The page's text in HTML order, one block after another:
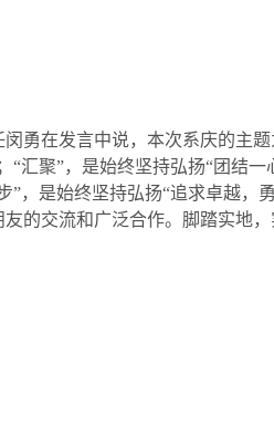
在发言中说，本次系庆的主题
“汇聚”，是始终坚持弘扬“团结
”，是始终坚持弘扬“追求卓越，
的交流和广泛合作。脚踏实地